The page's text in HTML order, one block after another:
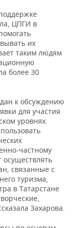
ЦПГИ в
их
таким людям
более 30
к обсуждению
для участия
уровнях.
частному
осуществлять
связанные с
туризма,
в Татарстане
Захарова.